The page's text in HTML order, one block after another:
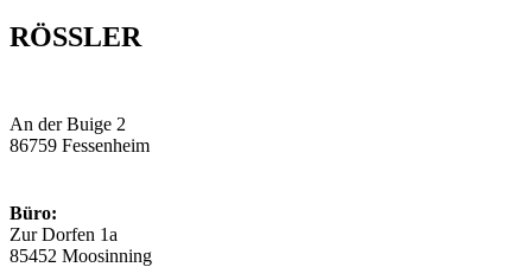
RÖSSLER
An der Buige 2
86759 Fessenheim
Büro:
Zur Dorfen 1a
85452 Moosinning